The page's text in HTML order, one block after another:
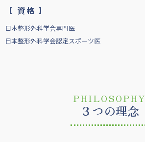
【 資格 】
日本整形外科学会専門医
日本整形外科学会認定スポーツ医
PHILOSOPHY
３つの理念